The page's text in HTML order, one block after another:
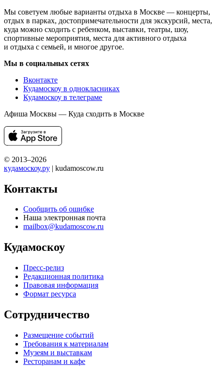
Мы советуем любые варианты отдыха в Москве — концерты,
отдых в парках, достопримечательности для экскурсий, места,
куда можно сходить с ребенком, выставки, театры, шоу,
спортивные мероприятия, места для активного отдыха
и отдыха с семьей, и многое другое.
Мы в социальных сетях
Вконтакте
Кудамоскоу в однокласниках
Кудамоскоу в телеграме
Афиша Москвы — Куда сходить в Москве
© 2013–2026
кудамоскоу.ру | kudamoscow.ru
Контакты
Сообщить об ошибке
Наша электронная почта
mailbox@kudamoscow.ru
Кудамоскоу
Пресс-релиз
Редакционная политика
Правовая информация
Формат ресурса
Сотрудничество
Размещение событий
Требования к материалам
Музеям и выставкам
Ресторанам и кафе